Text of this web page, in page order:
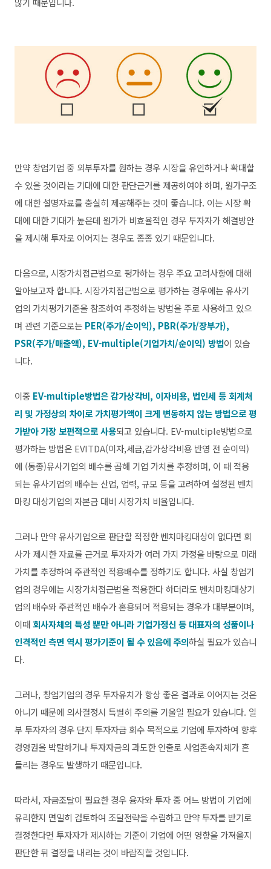
만약 창업기업 중 외부투자를 원하는 경우 시장을 유인하거나 확대할
수 있을 것이라는 기대에 대한 판단근거를 제공하여야 하며, 원가구조
에 대한 설명자료를 충실히 제공해주는 것이 좋습니다. 이는 시장 확
대에 대한 기대가 높은데 원가가 비효율적인 경우 투자자가 해결방안
을 제시해 투자로 이어지는 경우도 종종 있기 때문입니다.
다음으로, 시장가치접근법으로 평가하는 경우 주요 고려사항에 대해
알아보고자 합니다. 시장가치접근법으로 평가하는 경우에는 유사기
업의 가치평가기준을 참조하여 추정하는 방법을 주로 사용하고 있으
며 관련 기준으로는 PER(주가/순이익), PBR(주가/장부가),
PSR(주가/매출액), EV-multiple(기업가치/순이익) 방법이 있습
니다.
이중 EV-multiple방법은 감가상각비, 이자비용, 법인세 등 회계처
리 및 가정상의 차이로 가치평가액이 크게 변동하지 않는 방법으로 평
가받아 가장 보편적으로 사용되고 있습니다. EV-multiple방법으로
평가하는 방법은 EVITDA(이자,세금,감가상각비용 반영 전 순이익)
에 (동종)유사기업의 배수를 곱해 기업 가치를 추정하며, 이 때 적용
되는 유사기업의 배수는 산업, 업력, 규모 등을 고려하여 설정된 벤치
마킹 대상기업의 자본금 대비 시장가치 비율입니다.
그러나 만약 유사기업으로 판단할 적정한 벤치마킹대상이 없다면 회
사가 제시한 자료를 근거로 투자자가 여러 가지 가정을 바탕으로 미래
가치를 추정하여 주관적인 적용배수를 정하기도 합니다. 사실 창업기
업의 경우에는 시장가치접근법을 적용한다 하더라도 벤치마킹대상기
업의 배수와 주관적인 배수가 혼용되어 적용되는 경우가 대부분이며,
이때회사자체의 특성 뿐만 아니라 기업가정신 등 대표자의 성품이나
인격적인 측면 역시 평가기준이 될 수 있음에 주의하실 필요가 있습니
다.
그러나, 창업기업의 경우 투자유치가 항상 좋은 결과로 이어지는 것은
아니기 때문에 의사결정시 특별히 주의를 기울일 필요가 있습니다. 일
부 투자자의 경우 단지 투자자금 회수 목적으로 기업에 투자하여 향후
경영권을 박탈하거나 투자자금의 과도한 인출로 사업존속자체가 흔
들리는 경우도 발생하기 때문입니다.
따라서, 자금조달이 필요한 경우 융자와 투자 중 어느 방법이 기업에
유리한지 면밀히 검토하여 조달전략을 수립하고 만약 투자를 받기로
결정한다면 투자자가 제시하는 기준이 기업에 어떤 영향을 가져올지
판단한 뒤 결정을 내리는 것이 바람직할 것입니다.